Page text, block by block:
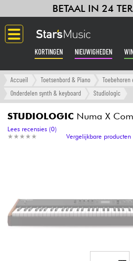
BETAAL IN 24
KORTINGEN NIEUWIGHEDEN
Langue
Versterker & Effecten
Home-studio
Accueil Toetsenbord & Piano
Onderdelen synth & keyboard
Studiologic
STUDIOLOGIC Numa X
★ ★ ★ ★ ★
★ ★ ★ ★ ★
Lees recensies (0)
Vergelijkbare producten